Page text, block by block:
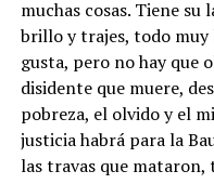
muchas cosas. Tiene
brillo y trajes, todo
gusta, pero no hay que
disidente que muere,
pobreza, el olvido y el
justicia habrá para la
las travas que